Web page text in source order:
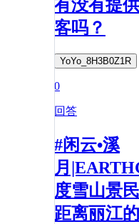
有没有提
客吗？
YoYo_8H3B0Z1R
0
回答
#闲云•溪
月
度雪山景
距离丽江